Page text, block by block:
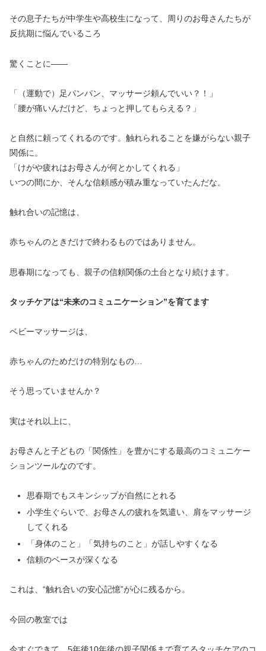
その息子たちが中学生や高校生になって、周りのお母さんたちが
反抗期に悩んでいるころ
驚くことに――
「（運動で）足パンパン、マッサージ頼んでいい？！」
「腰が痛いんだけど、ちょっと押してもらえる？」
と自然に頼ってくれるのです。触れられることを嫌がらない親子
関係に。
「けがや疲れはお母さんが何とかしてくれる」
いつの間にか、そんな信頼感が積み重なっていたんだな。
触れ合いの記憶は、
赤ちゃんのときだけで終わるものではありません。
思春期になっても、親子の信頼関係の土台となり続けます。
タッチケアは“未来のコミュニケーション”を育てます
ベビーマッサージは、
赤ちゃんのためだけの特別なもの…
そう思っていませんか？
実はそれ以上に、
お母さんと子どもの「関係性」を豊かにする最高のコミュニケー
ションツールなのです。
思春期でもスキンシップが自然にとれる
小学生ぐらいで、お母さんの疲れを気遣い、肩をマッサージ
してくれる
「身体のこと」「気持ちのこと」が話しやすくなる
信頼のベースが深くなる
これは、“触れ合いの安心記憶”が心に残るから。
今回の教室では